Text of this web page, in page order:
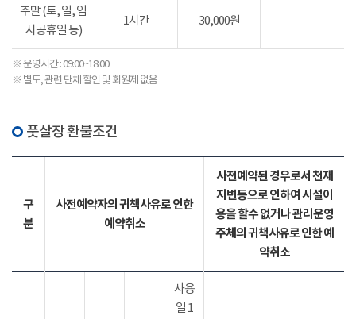
주말 (토, 일, 임
시공휴일 등)
1시간 30,000원
※ 운영시간 : 09:00~18:00
※ 별도, 관련 단체 할인 및 회원제 없음
풋살장 환불조건
구
분
사전예약자의 귀책사유로 인한
예약취소
사전예약된 경우로서 천재
지변등으로 인하여 시설이
용을 할수 없거나 관리운영
주체의 귀책사유로 인한 예
약취소
사용
일 1